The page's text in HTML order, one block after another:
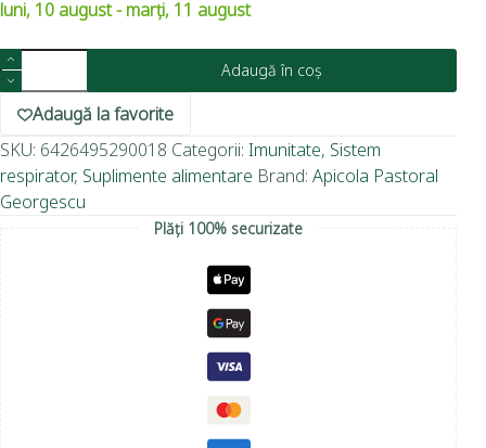
luni, 10 august - marți, 11 august
Adaugă în coș
Adaugă la favorite
SKU: 6426495290018 Categorii: Imunitate, Sistem
respirator, Suplimente alimentare Brand: Apicola Pastoral
Georgescu
Plăți 100% securizate